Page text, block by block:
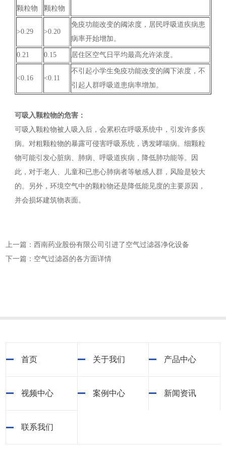
颗粒物
颗粒物
>0.29 >0.20
免疫功能改变的阈浓度，居民呼吸道疾病患
病率开始增加。
0.21 0.15 居住区空气日平均最高允许浓度。
<0.16 <0.11
不引起小学生免疫功能改变的阈下浓度，不
引起人群呼吸道患病率增加。
可吸入颗粒物的危害：
可吸入颗粒物被人吸入后，会累积在呼吸系统中，引发许多疾
病。对粗颗粒物的暴露可侵害呼吸系统，诱发哮喘病。细颗粒
物可能引发心脏病、肺病、呼吸道疾病，降低肺功能等。因
此，对于老人、儿童和已患心肺病者等敏感人群，风险是较大
的。另外，环境空气中的颗粒物还是降低能见度的主要原因，
并会损坏建筑物表面。
上一篇：西南药业股份有限公司引进了空气过滤器净化设备
下一篇：空气过滤器的各方面详情
首页 关于我们 产品中心
视频中心 案例中心 新闻资讯
联系我们